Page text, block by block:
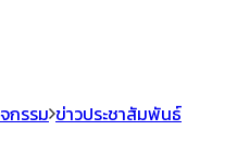
กรรม ข่าวประชาสัมพันธ์